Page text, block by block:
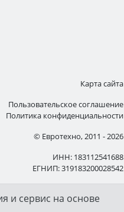
Карта сайта
Пользовательское соглашение
Политика конфиденциальности
© Евротехно, 2011 - 2026
ИНН: 183112541688
ЕГНИП: 319183200028542
и сервис на основе